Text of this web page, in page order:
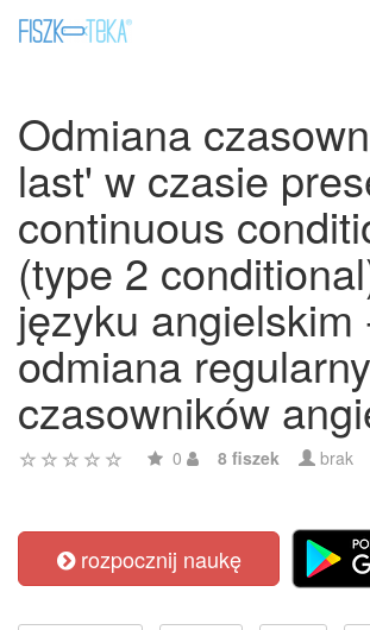
Odmiana
last' w czasie
continuous
(type 2
języku angielskim
odmiana
czasowników
0 8 fiszek brak
rozpocznij naukę